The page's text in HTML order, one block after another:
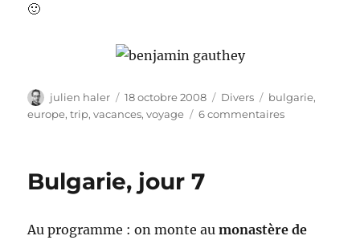
🙂
Auteur
julien haler
Publié
le
18 octobre 2008 Catégories
Divers Étiquettes
bulgarie,
europe,trip,vacances,voyage 6 commentairessur
Bulgarie, jour 7
Au programme : on monte aumonastère de